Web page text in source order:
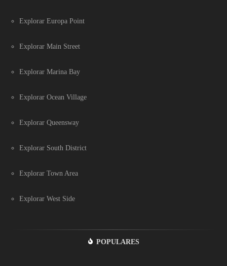
Explorar Europa Point
Explorar Main Street
Explorar Marina Bay
Explorar Ocean Village
Explorar Queensway
Explorar South District
Explorar Town Area
Explorar West Side
POPULARES